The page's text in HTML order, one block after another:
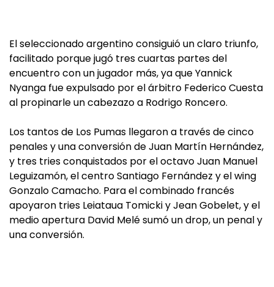
El seleccionado argentino consiguió un claro triunfo,
facilitado porque jugó tres cuartas partes del
encuentro con un jugador más, ya que Yannick
Nyanga fue expulsado por el árbitro Federico Cuesta
al propinarle un cabezazo a Rodrigo Roncero.
Los tantos de Los Pumas llegaron a través de cinco
penales y una conversión de Juan Martín Hernández,
y tres tries conquistados por el octavo Juan Manuel
Leguizamón, el centro Santiago Fernández y el wing
Gonzalo Camacho. Para el combinado francés
apoyaron tries Leiataua Tomicki y Jean Gobelet, y el
medio apertura David Melé sumó un drop, un penal y
una conversión.